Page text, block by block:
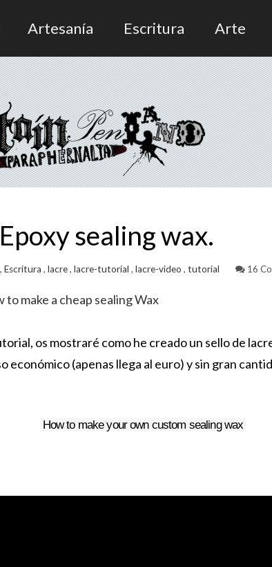
Artesanía Escritura Arte
sealing wax.
, Escritura , lacre, lacre-tutorial , lacre-video , tutorial 16
make a cheap sealing Wax
os mostraré como he creado un sello de
económico (apenas llega al euro) y sin gran
How to make your own custom sealing wax